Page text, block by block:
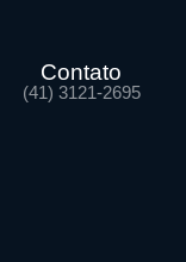
Contato
(41) 3121-2695